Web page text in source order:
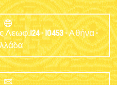
& ΤΆΦΟΥ